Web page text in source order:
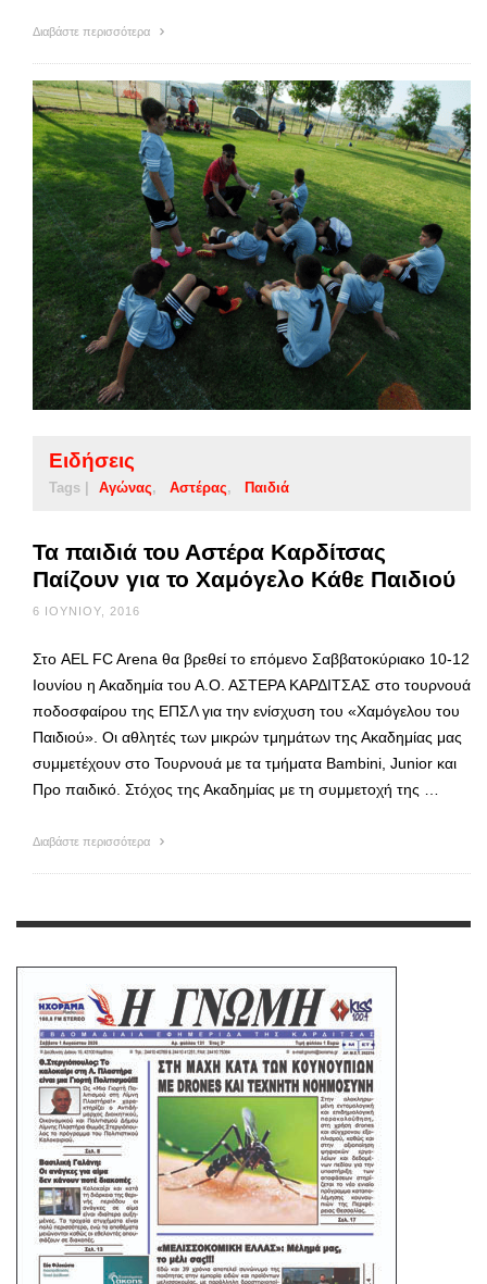
Διαβάστε περισσότερα
Ειδήσεις
Tags | Αγώνας Αστέρας Παιδιά
Τα παιδιά του Αστέρα Καρδίτσας
Παίζουν για το Χαμόγελο Κάθε Παιδιού
6 ΙΟΥΝΊΟΥ, 2016
Στο AEL FC Arena θα βρεθεί το επόμενο Σαββατοκύριακο 10-12
Ιουνίου η Ακαδημία του Α.Ο. ΑΣΤΕΡΑ ΚΑΡΔΙΤΣΑΣ στο τουρνουά
ποδοσφαίρου της ΕΠΣΛ για την ενίσχυση του «Χαμόγελου του
Παιδιού». Οι αθλητές των μικρών τμημάτων της Ακαδημίας μας
συμμετέχουν στο Τουρνουά με τα τμήματα Bambini, Junior και
Προ παιδικό. Στόχος της Ακαδημίας με τη συμμετοχή της …
Διαβάστε περισσότερα